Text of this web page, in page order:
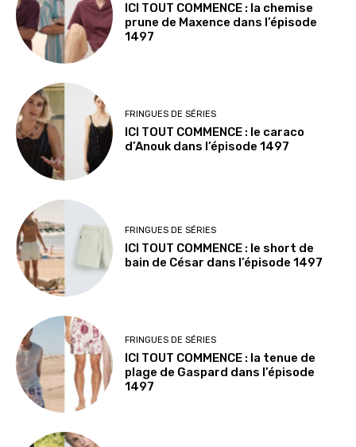
ICI TOUT COMMENCE : la chemise
prune de Maxence dans l’épisode
1497
FRINGUES DE SÉRIES
ICI TOUT COMMENCE : le caraco
d’Anouk dans l’épisode 1497
FRINGUES DE SÉRIES
ICI TOUT COMMENCE : le short de
bain de César dans l’épisode 1497
FRINGUES DE SÉRIES
ICI TOUT COMMENCE : la tenue de
plage de Gaspard dans l’épisode
1497